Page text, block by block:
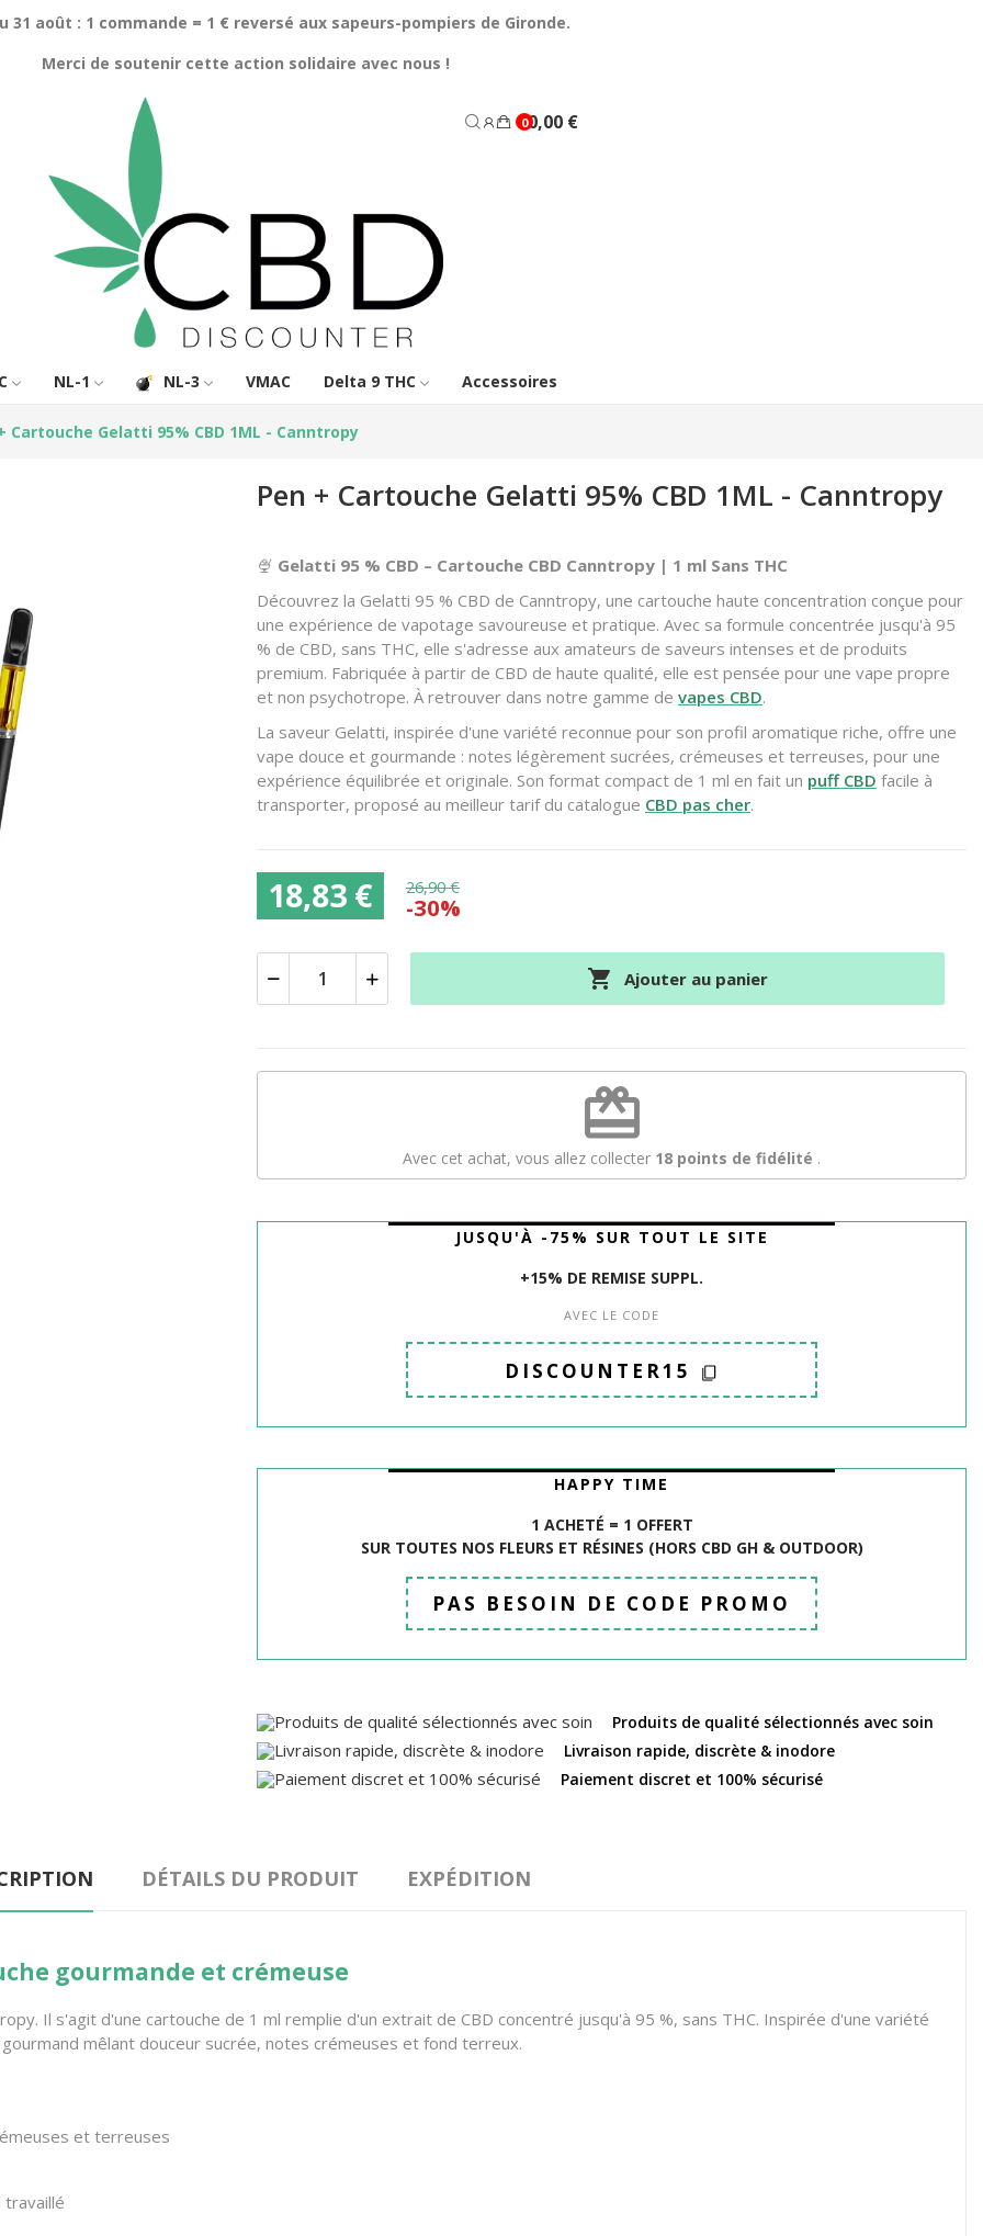
31 août : 1 commande = 1 € reversé aux sapeurs-pompiers de Gironde.
Merci de soutenir cette action solidaire avec nous !
0,00 €
0
NL-1 NL-3 VMAC Delta 9 THC Accessoires
Cartouche Gelatti 95% CBD 1ML - Canntropy
Pen + Cartouche Gelatti 95% CBD 1ML - Canntropy
🍨 Gelatti 95 % CBD – Cartouche CBD Canntropy | 1 ml Sans THC
Découvrez la Gelatti 95 % CBD de Canntropy, une cartouche haute concentration conçue pour
une expérience de vapotage savoureuse et pratique. Avec sa formule concentrée jusqu'à 95
% de CBD, sans THC, elle s'adresse aux amateurs de saveurs intenses et de produits
premium. Fabriquée à partir de CBD de haute qualité, elle est pensée pour une vape propre
et non psychotrope. À retrouver dans notre gamme de vapes CBD.
La saveur Gelatti, inspirée d'une variété reconnue pour son profil aromatique riche, offre une
vape douce et gourmande : notes légèrement sucrées, crémeuses et terreuses, pour une
expérience équilibrée et originale. Son format compact de 1 ml en fait un puff CBD facile à
transporter, proposé au meilleur tarif du catalogue CBD pas cher.
18,83 € 26,90 €
-30%
 Ajouter au panier
redeem
Avec cet achat, vous allez collecter 18 points de fidélité .
JUSQU'À -75% SUR TOUT LE SITE
+15% DE REMISE SUPPL.
AVEC LE CODE
DISCOUNTER15
HAPPY TIME
1 ACHETÉ = 1 OFFERT
SUR TOUTES NOS FLEURS ET RÉSINES (HORS CBD GH & OUTDOOR)
PAS BESOIN DE CODE PROMO
Produits de qualité sélectionnés avec soin
Livraison rapide, discrète & inodore
Paiement discret et 100% sécurisé
DÉTAILS DU PRODUIT EXPÉDITION
gourmande et crémeuse
Il s'agit d'une cartouche de 1 ml remplie d'un extrait de CBD concentré jusqu'à 95 %, sans THC. Inspirée d'une variété
mêlant douceur sucrée, notes crémeuses et fond terreux.
et terreuses